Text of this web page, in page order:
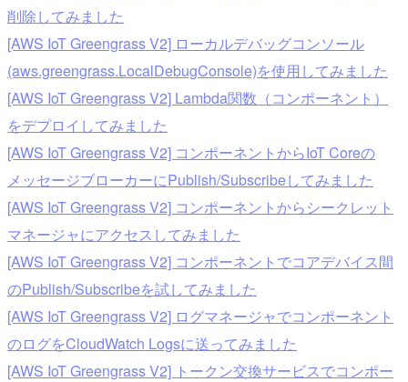
削除してみました
[AWS IoT Greengrass V2] ローカルデバッグコンソール
(aws.greengrass.LocalDebugConsole)を使用してみました
[AWS IoT Greengrass V2] Lambda関数（コンポーネント）
をデプロイしてみました
[AWS IoT Greengrass V2] コンポーネントからIoT Coreの
メッセージブローカーにPublish/Subscribeしてみました
[AWS IoT Greengrass V2] コンポーネントからシークレット
マネージャにアクセスしてみました
[AWS IoT Greengrass V2] コンポーネントでコアデバイス間
のPublish/Subscribeを試してみました
[AWS IoT Greengrass V2] ログマネージャでコンポーネント
のログをCloudWatch Logsに送ってみました
[AWS IoT Greengrass V2] トークン交換サービスでコンポー